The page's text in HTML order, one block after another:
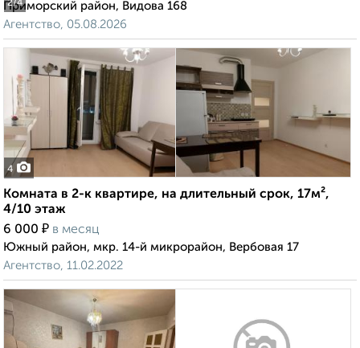
2/4
Приморский район, Видова 168
Агентство, 05.08.2026
4
Комната в 2-к квартире, на длительный срок, 17м²,
4/10 этаж
6 000 ₽ в месяц
Южный район, мкр. 14-й микрорайон, Вербовая 17
Агентство, 11.02.2022